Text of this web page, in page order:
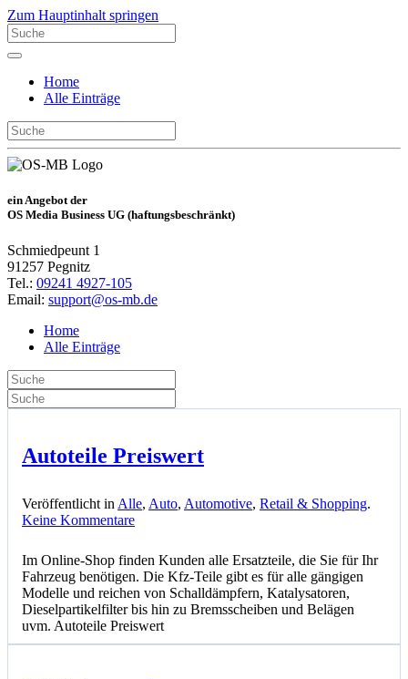
Zum Hauptinhalt springen
Home
Alle Einträge
ein Angebot der
OS Media Business UG (haftungsbeschränkt)
Schmiedpeunt 1
91257 Pegnitz
Tel.: 09241 4927-105
Email: support@os-mb.de
Home
Alle Einträge
Autoteile Preiswert
Veröffentlicht in Alle, Auto, Automotive, Retail & Shopping.
Keine Kommentarezu
Preiswert
Im Online-Shop finden Kunden alle Ersatzteile, die Sie für Ihr
Fahrzeug benötigen. Die Kfz-Teile gibt es für alle gängigen
Modelle und reichen von Schalldämpfern, Katalysatoren,
Dieselpartikelfilter bis hin zu Bremsscheiben und Belägen
uvm. Autoteile Preiswert